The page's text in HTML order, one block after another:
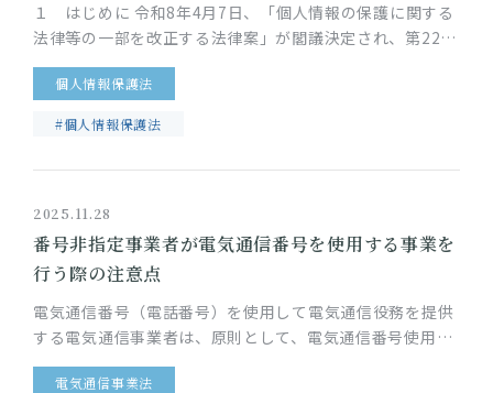
１ はじめに 令和8年4月7日、「個人情報の保護に関する
法律等の一部を改正する法律案」が閣議決定され、第221
回特別国会に提出されました。今回の法律案は、デジタル
技術の急速な進展に…
個人情報保護法
#個人情報保護法
2025.11.28
番号非指定事業者が電気通信番号を使用する事業を
行う際の注意点
電気通信番号（電話番号）を使用して電気通信役務を提供
する電気通信事業者は、原則として、電気通信番号使用計
画を作成するなどの手続が求められます。電気通信番号の
指定を受ける電気通信事業…
電気通信事業法